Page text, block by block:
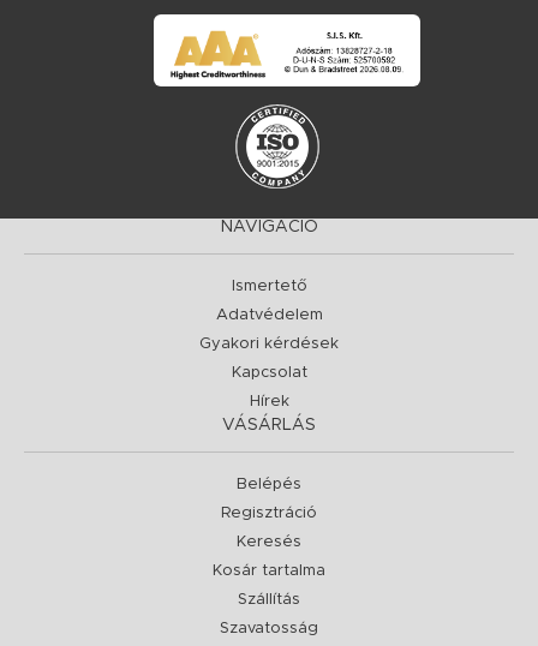
NAVIGÁCIÓ
Ismertető
Adatvédelem
Gyakori kérdések
Kapcsolat
Hírek
VÁSÁRLÁS
Belépés
Regisztráció
Keresés
Kosár tartalma
Szállítás
Szavatosság